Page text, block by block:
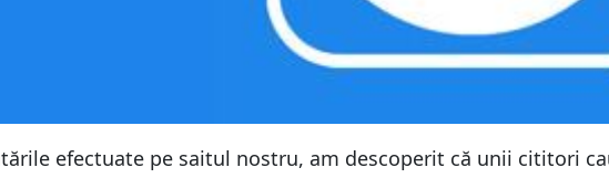
efectuate pe saitul nostru, am descoperit că unii cititori